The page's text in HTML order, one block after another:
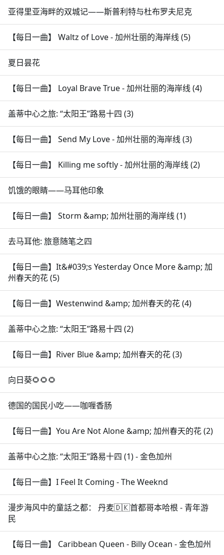
亚得里亚海畔的双城记——斯普利特与杜布罗夫尼克
【每日一曲】 Waltz of Love - 加州壮丽的海岸线 (5)
夏日昙花
【每日一曲】 Loyal Brave True - 加州壮丽的海岸线 (4)
盖蒂中心之旅: “太阳王”路易十四 (3)
【每日一曲】 Send My Love - 加州壮丽的海岸线 (3)
【每日一曲】 Killing me softly - 加州壮丽的海岸线 (2)
饥饿的眼睛——马耳他印象
【每日一曲】 Storm &amp; 加州壮丽的海岸线 (1)
去马耳他: 旅意随笔之四
【每日一曲】It&#039;s Yesterday Once More &amp; 加
州春天的花 (5)
【每日一曲】Westenwind &amp; 加州春天的花 (4)
盖蒂中心之旅: “太阳王”路易十四 (2)
【每日一曲】River Blue &amp; 加州春天的花 (3)
向日葵🌻🌻🌻
德国的国民小吃——咖喱香肠
【每日一曲】You Are Not Alone &amp; 加州春天的花 (2)
盖蒂中心之旅: “太阳王”路易十四 (1) - 金色加州
【每日一曲】I Feel It Coming - The Weeknd
漫步海风中的童話之都： 丹麦🇩🇰首都哥本哈根 - 青年游
民
【每日一曲】 Caribbean Queen - Billy Ocean - 金色加州